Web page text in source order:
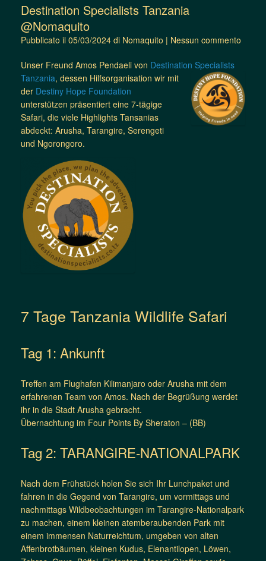
Destination Specialists Tanzania
@Nomaquito
Pubblicato il 05/03/2024 di Nomaquito | Nessun commento
Unser Freund Amos Pendaeli von Destination Specialists
Tanzania, dessen Hilfsorganisation wir mit
der Destiny Hope Foundation
unterstützen präsentiert eine 7-tägige
Safari, die viele Highlights Tansanias
abdeckt: Arusha, Tarangire, Serengeti
und Ngorongoro.
7 Tage Tanzania Wildlife Safari
Tag 1: Ankunft
Treffen am Flughafen Kilimanjaro oder Arusha mit dem
erfahrenen Team von Amos. Nach der Begrüßung werdet
ihr in die Stadt Arusha gebracht.
Übernachtung im Four Points By Sheraton – (BB)
Tag 2: TARANGIRE-NATIONALPARK
Nach dem Frühstück holen Sie sich Ihr Lunchpaket und
fahren in die Gegend von Tarangire, um vormittags und
nachmittags Wildbeobachtungen im Tarangire-Nationalpark
zu machen, einem kleinen atemberaubenden Park mit
einem immensen Naturreichtum, umgeben von alten
Affenbrotbäumen, kleinen Kudus, Elenantilopen, Löwen,